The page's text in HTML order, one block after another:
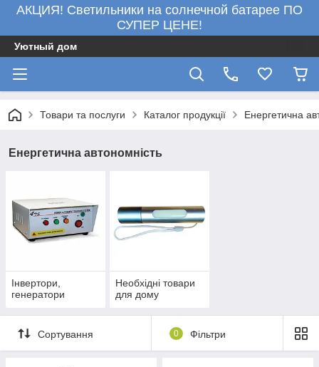
АКЦИЯ! Светильники на солнечной батарее ПО
СУПЕР ЦЕНЕ!
Уютный дом
Товари та послуги Каталог продукції Енергетична
Енергетична автономність
Інвертори,
генератори
Необхідні товари
для дому
Сортування 0 Фільтри